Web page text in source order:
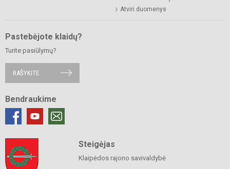
Atviri duomenys
Pastebėjote klaidų?
Turite pasiūlymų?
RAŠYKITE
Bendraukime
Steigėjas
Klaipėdos rajono savivaldybė